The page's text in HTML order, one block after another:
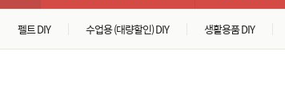
펠트 DIY 수업용 (대량할인) DIY 생활용품 DIY